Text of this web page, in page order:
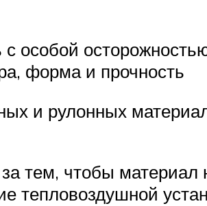
особой
форма и прочность
и рулонных
тем, чтобы материал